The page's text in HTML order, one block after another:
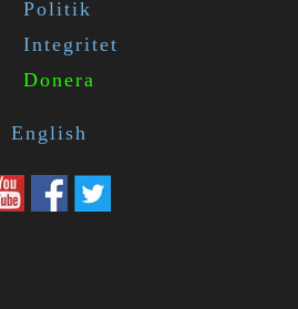
Politik
Integritet
Donera
English